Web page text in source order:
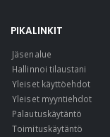
PIKALINKIT
Jäsenalue
Hallinnoi tilaustani
Yleiset käyttöehdot
Yleiset myyntiehdot
Palautuskäytäntö
Toimituskäytäntö